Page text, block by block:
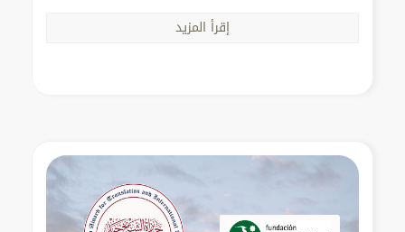
إقرأ المزيد